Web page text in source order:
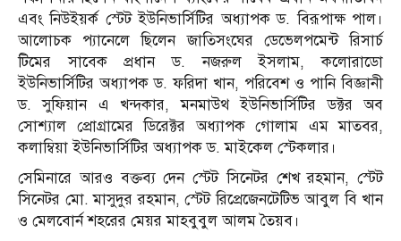
এবং নিউইয়র্ক স্টেট ইউনিভার্সিটির অধ্যাপক ড. বিরূপাক্ষ পাল।
আলোচক প্যানেলে ছিলেন জাতিসংঘের ডেভেলপমেন্ট রিসার্চ
টিমের সাবেক প্রধান ড. নজরুল ইসলাম, কলোরাডো
ইউনিভার্সিটির অধ্যাপক ড. ফরিদা খান, পরিবেশ ও পানি বিজ্ঞানী
ড. সুফিয়ান এ খন্দকার, মনমাউথ ইউনিভার্সিটির ডক্টর অব
সোশ্যাল প্রোগ্রামের ডিরেক্টর অধ্যাপক গোলাম এম মাতবর,
কলাম্বিয়া ইউনিভার্সিটির অধ্যাপক ড. মাইকেল স্টেকলার।
সেমিনারে আরও বক্তব্য দেন স্টেট সিনেটর শেখ রহমান, স্টেট
সিনেটর মো. মাসুদুর রহমান, স্টেট রিপ্রেজেনটেটিভ আবুল বি খান
ও মেলবোর্ন শহরের মেয়র মাহবুবুল আলম তৈয়ব।